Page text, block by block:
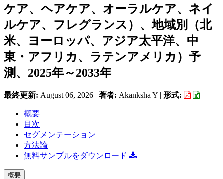
ケア、ヘアケア、オーラルケア、ネイ
ルケア、フレグランス）、地域別（北
米、ヨーロッパ、アジア太平洋、中
東・アフリカ、ラテンアメリカ）予
測、2025年～2033年
最終更新: August 06, 2026 | 著者: Akanksha Y | 形式:
概要
目次
セグメンテーション
方法論
無料サンプルをダウンロード
概要